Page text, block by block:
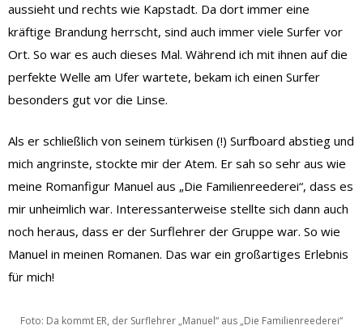
aussieht und rechts wie Kapstadt. Da dort immer eine
kräftige Brandung herrscht, sind auch immer viele Surfer vor
Ort. So war es auch dieses Mal. Während ich mit ihnen auf die
perfekte Welle am Ufer wartete, bekam ich einen Surfer
besonders gut vor die Linse.
Als er schließlich von seinem türkisen (!) Surfboard abstieg und
mich angrinste, stockte mir der Atem. Er sah so sehr aus wie
meine Romanfigur Manuel aus „Die Familienreederei“, dass es
mir unheimlich war. Interessanterweise stellte sich dann auch
noch heraus, dass er der Surflehrer der Gruppe war. So wie
Manuel in meinen Romanen. Das war ein großartiges Erlebnis
für mich!
Foto: Da kommt ER, der Surflehrer „Manuel“ aus „Die Familienreederei“